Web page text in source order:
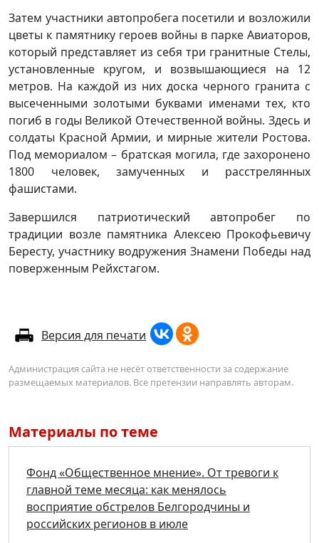
Затем участники автопробега посетили и возложили
цветы к памятнику героев войны в парке Авиаторов,
который представляет из себя три гранитные Стелы,
установленные кругом, и возвышающиеся на 12
метров. На каждой из них доска черного гранита с
высеченными золотыми буквами именами тех, кто
погиб в годы Великой Отечественной войны. Здесь и
солдаты Красной Армии, и мирные жители Ростова.
Под мемориалом – братская могила, где захоронено
1800 человек, замученных и расстрелянных
фашистами.
Завершился патриотический автопробег по
традиции возле памятника Алексею Прокофьевичу
Бересту, участнику водружения Знамени Победы над
поверженным Рейхстагом.
Версия для печати
Администрация сайта не несёт ответственности за содержание
размещаемых материалов. Все претензии направлять авторам.
Материалы по теме
Фонд «Общественное мнение». От тревоги к
главной теме месяца: как менялось
восприятие обстрелов Белгородчины и
российских регионов в июле